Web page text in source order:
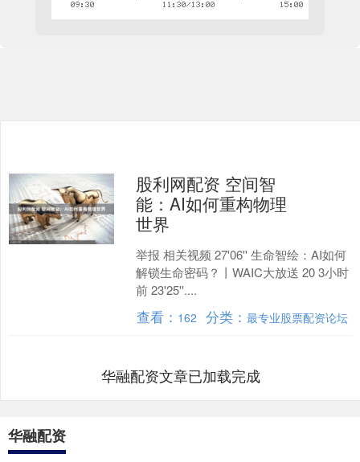
股利网配资 空间智
能：AI如何重构物理
世界
举报 相关视频 27'06'' 生命智绘：AI如何
解锁生命密码？丨WAIC大放送 20 3小时
前 23'25''....
查看： 162 分类： 最专业股票配资论坛
华融配资文章已加载完成
华融配资